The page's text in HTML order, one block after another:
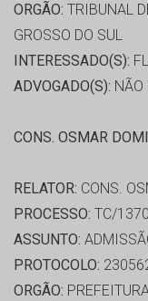
ORGÃO: TRIBUNAL
GROSSO DO SUL
INTERESSADO(S):
ADVOGADO(S): NÃO
CONS. OSMAR
RELATOR: CONS.
PROCESSO: TC/
ASSUNTO:
PROTOCOLO:
ORGÃO: